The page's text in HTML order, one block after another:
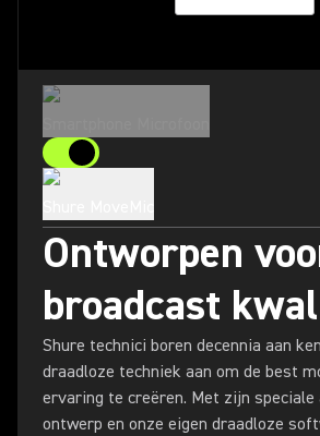
Shure technici boren decennia aan
draadloze techniek aan om de best
ervaring te creëren. Met zijn speciale
ontwerp en onze eigen draadloze
Ontworpen
broadcast